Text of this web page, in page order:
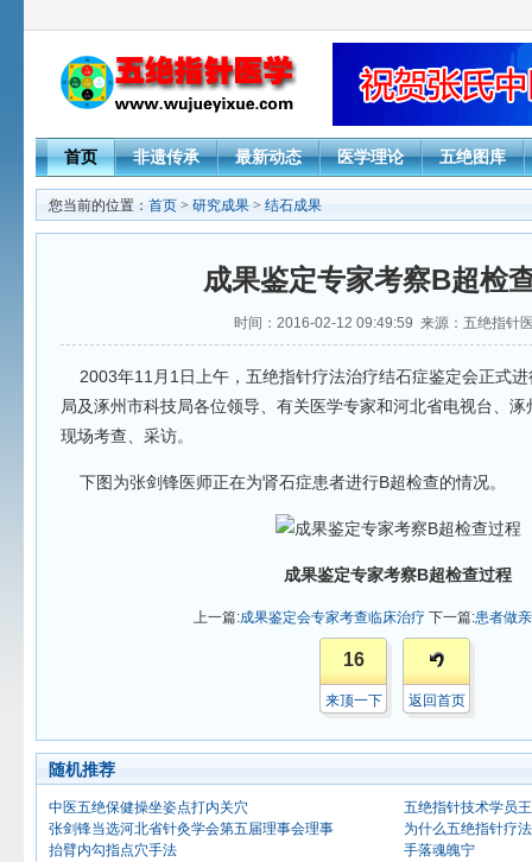
首页 非遗传承 最新动态 医学理论 五绝图库
您当前的位置： 首页 > 研究成果 > 结石成果
成果鉴定专家考察B超检
时间：2016-02-12 09:49:59 来源：五绝指针
2003年11月1日上午，五绝指针疗法治疗结石症鉴定会正式
局及涿州市科技局各位领导、有关医学专家和河北省电视台、
现场考查、采访。
下图为张剑锋医师正在为肾石症患者进行B超检查的情况。
成果鉴定专家考察B超检查过程
上一篇:成果鉴定会专家考查临床治疗 下一篇:患者做
16
来顶一下 返回首页
随机推荐
中医五绝保健操坐姿点打内关穴
张剑锋当选河北省针灸学会第五届理事会理事
抬臂内勾指点穴手法
五绝指针技术学员
为什么五绝指针疗
手落魂魄宁